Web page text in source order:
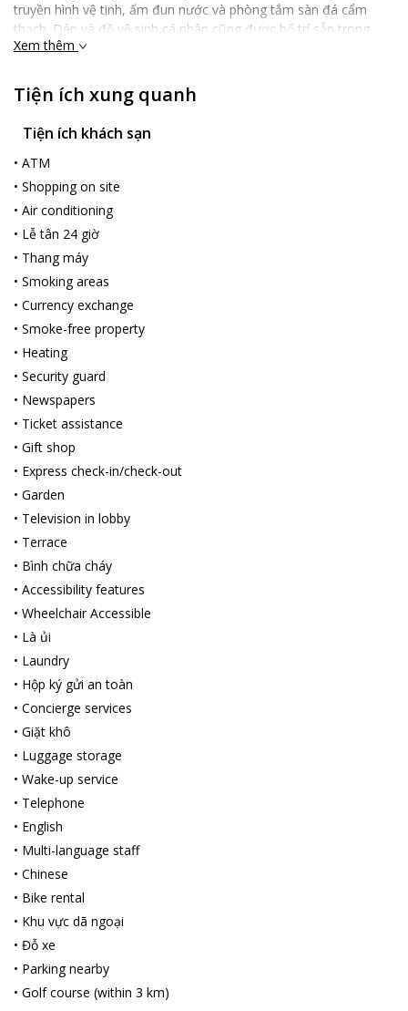
truyền hình vệ tinh, ấm đun nước và phòng tắm sàn đá cẩm
thạch. Dép và đồ vệ sinh cá nhân cũng được bố trí sẵn trong
phòng.
tàng Lịch sử Việt Nam 2,7 km. Sân bay quốc tế Nội Bài cách
Hotel du Monde 30 km.
Xem thêm
Tiện ích xung quanh
Tiện ích khách sạn
• ATM
• Shopping on site
• Air conditioning
• Lễ tân 24 giờ
• Thang máy
• Smoking areas
• Currency exchange
• Smoke-free property
• Heating
• Security guard
• Newspapers
• Ticket assistance
• Gift shop
• Express check-in/check-out
• Garden
• Television in lobby
• Terrace
• Bình chữa cháy
• Accessibility features
• Wheelchair Accessible
• Là ủi
• Laundry
• Hộp ký gửi an toàn
• Concierge services
• Giặt khô
• Luggage storage
• Wake-up service
• Telephone
• English
• Multi-language staff
• Chinese
• Bike rental
• Khu vực dã ngoại
• Đỗ xe
• Parking nearby
• Golf сourse (within 3 km)